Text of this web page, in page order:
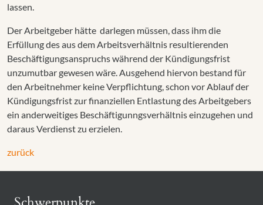
lassen.
Der Arbeitgeber hätte darlegen müssen, dass ihm die
Erfüllung des aus dem Arbeitsverhältnis resultierenden
Beschäftigungsanspruchs während der Kündigungsfrist
unzumutbar gewesen wäre. Ausgehend hiervon bestand für
den Arbeitnehmer keine Verpflichtung, schon vor Ablauf der
Kündigungsfrist zur finanziellen Entlastung des Arbeitgebers
ein anderweitiges Beschäftigunngsverhältnis einzugehen und
daraus Verdienst zu erzielen.
zurück